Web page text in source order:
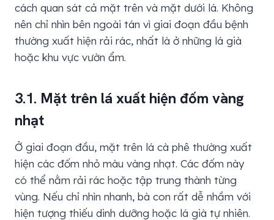
cách quan sát cả mặt trên và mặt dưới lá. Không
nên chỉ nhìn bên ngoài tán vì giai đoạn đầu bệnh
thường xuất hiện rải rác, nhất là ở những lá già
hoặc khu vực vườn ẩm.
3.1. Mặt trên lá xuất hiện đốm vàng
nhạt
Ở giai đoạn đầu, mặt trên lá cà phê thường xuất
hiện các đốm nhỏ màu vàng nhạt. Các đốm này
có thể nằm rải rác hoặc tập trung thành từng
vùng. Nếu chỉ nhìn nhanh, bà con rất dễ nhầm với
hiện tượng thiếu dinh dưỡng hoặc lá già tự nhiên.